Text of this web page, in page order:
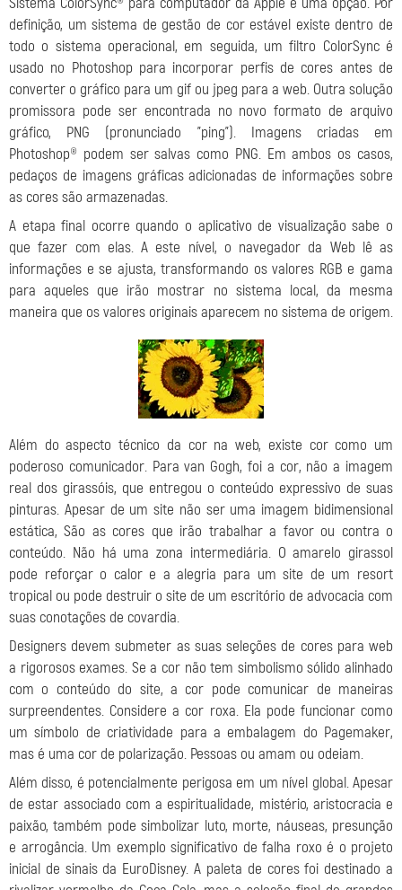
definição, um sistema de gestão de cor estável existe dentro de
todo o sistema operacional, em seguida, um filtro ColorSync é
usado no Photoshop para incorporar perfis de cores antes de
converter o gráfico para um gif ou jpeg para a web. Outra solução
promissora pode ser encontrada no novo formato de arquivo
gráfico, PNG (pronunciado "ping"). Imagens criadas em
Photoshop® podem ser salvas como PNG. Em ambos os casos,
pedaços de imagens gráficas adicionadas de informações sobre
as cores são armazenadas.
A etapa final ocorre quando o aplicativo de visualização sabe o
que fazer com elas. A este nível, o navegador da Web lê as
informações e se ajusta, transformando os valores RGB e gama
para aqueles que irão mostrar no sistema local, da mesma
maneira que os valores originais aparecem no sistema de origem.
Além do aspecto técnico da cor na web, existe cor como um
poderoso comunicador. Para van Gogh, foi a cor, não a imagem
real dos girassóis, que entregou o conteúdo expressivo de suas
pinturas. Apesar de um site não ser uma imagem bidimensional
estática, São as cores que irão trabalhar a favor ou contra o
conteúdo. Não há uma zona intermediária. O amarelo girassol
pode reforçar o calor e a alegria para um site de um resort
tropical ou pode destruir o site de um escritório de advocacia com
suas conotações de covardia.
Designers devem submeter as suas seleções de cores para web
a rigorosos exames. Se a cor não tem simbolismo sólido alinhado
com o conteúdo do site, a cor pode comunicar de maneiras
surpreendentes. Considere a cor roxa. Ela pode funcionar como
um símbolo de criatividade para a embalagem do Pagemaker,
mas é uma cor de polarização. Pessoas ou amam ou odeiam.
Além disso, é potencialmente perigosa em um nível global. Apesar
de estar associado com a espiritualidade, mistério, aristocracia e
paixão, também pode simbolizar luto, morte, náuseas, presunção
e arrogância. Um exemplo significativo de falha roxo é o projeto
inicial de sinais da EuroDisney. A paleta de cores foi destinado a